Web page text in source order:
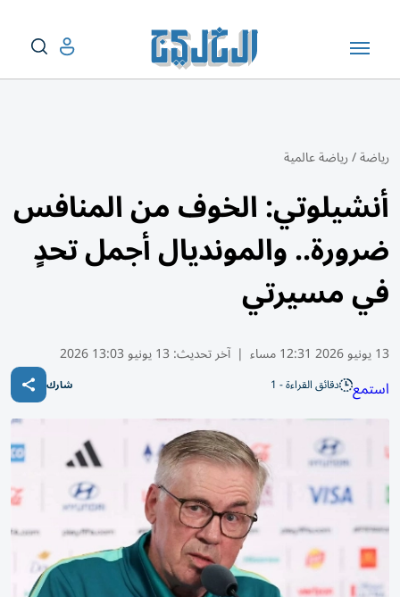
رياضة/رياضة عالمية
أنشيلوتي: الخوف من المنافس
ضرورة.. والمونديال أجمل تحدٍ
في مسيرتي
13 يونيو 2026 12:31 مساء | آخر تحديث: 13 يونيو 13:03 2026
استمع دقائق القراءة - 1 شارك